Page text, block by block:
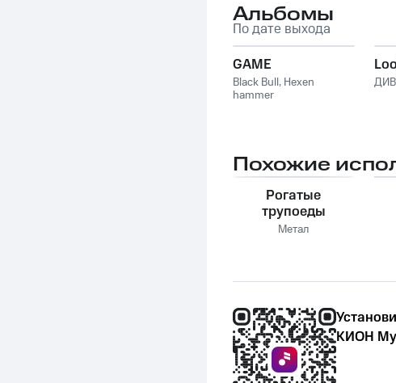
Альбомы
По дате выхода
GAME
Black Bull, Hexen
hammer
Похожие
Рогатые
трупоеды
Метал
КИОН